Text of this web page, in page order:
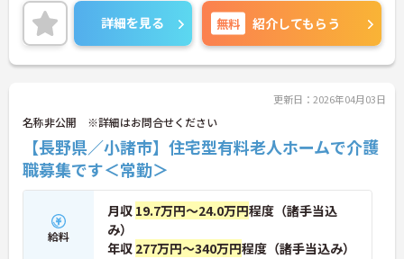
チベーションアップにつながります。
ご興味のある方には、面接対策ポイントなど、さら
に詳細をお話しいたしますのでお気軽にご相談くだ
さい！
詳細を見る 無料 紹介してもらう
更新日：2026年04月03日
名称非公開 ※詳細はお問合せください
【長野県／小諸市】住宅型有料老人ホームで介護
職募集です＜常勤＞
給料
月収 19.7万円～24.0万円程度（諸手当込
み）
年収 277万円～340万円程度（諸手当込み）